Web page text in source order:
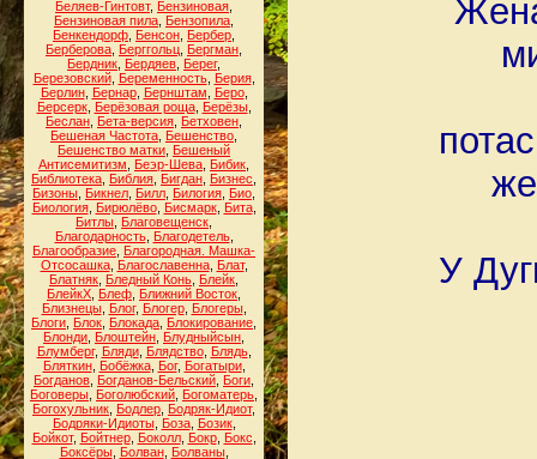
Беляев-Гинтовт, Бензиновая
Бензиновая пила Бензопила
Бенкендорф Бенсон Бербер
Берберова Берггольц Бергман
Бердник Бердяев Берег,
Березовский, Беременность, Берия,
Берлин, Бернар, Бернштам Беро,
Берсерк, Берёзовая роща, Берёзы,
Беслан Бета-версия Бетховен
Бешеная Частота Бешенство
Бешенство матки Бешеный
Антисемитизм
Беэр-Шева Бибик
Библиотека Библия Бигдан Бизнес
Бизоны Бикнел Билл Билогия Био
Биология, Бирюлёво, Бисмарк, Бита,
Битлы Благовещенск
Благодарность, Благодетель,
Благообразие Благородная. Машка-
Отсосашка, Благославенна, Блат,
Блатняк Бледный Конь Блейк
БлейкХ Блеф Ближний Восток
Близнецы, Блог, Блогер, Блогеры,
Блоги Блок Блокада Блокирование
Блонди Блоштейн Блудныйсын
Блумберг, Бляди, Блядство, Блядь,
Бляткин, Бобёжка, Бог, Богатыри,
Богданов Богданов-Бельский Боги
Боговеры Боголюбский Богоматерь
Богохульник Бодлер Бодряк-Идиот,
Бодряки-Идиоты, Боза, Бозик,
Бойкот, Бойтнер, Боколл, Бокр, Бокс
Боксёры, Болван, Болваны,
У